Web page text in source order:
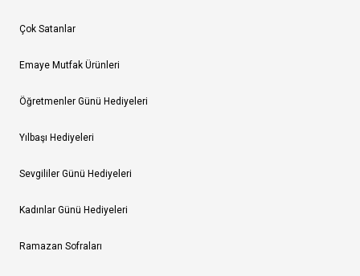
Çok Satanlar
Emaye Mutfak Ürünleri
Öğretmenler Günü Hediyeleri
Yılbaşı Hediyeleri
Sevgililer Günü Hediyeleri
Kadınlar Günü Hediyeleri
Ramazan Sofraları